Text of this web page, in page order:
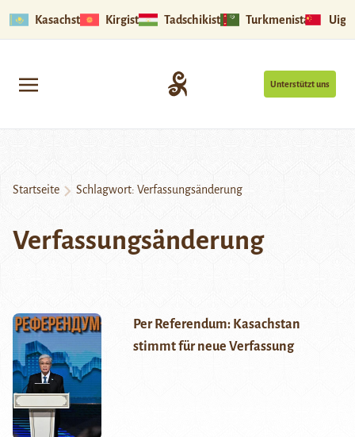
Kasachstan Kirgistan Tadschikistan Turkmenistan
Unterstützt uns
Startseite Schlagwort: Verfassungsänderung
Verfassungsänderung
Per Referendum: Kasachstan
stimmt für neue Verfassung